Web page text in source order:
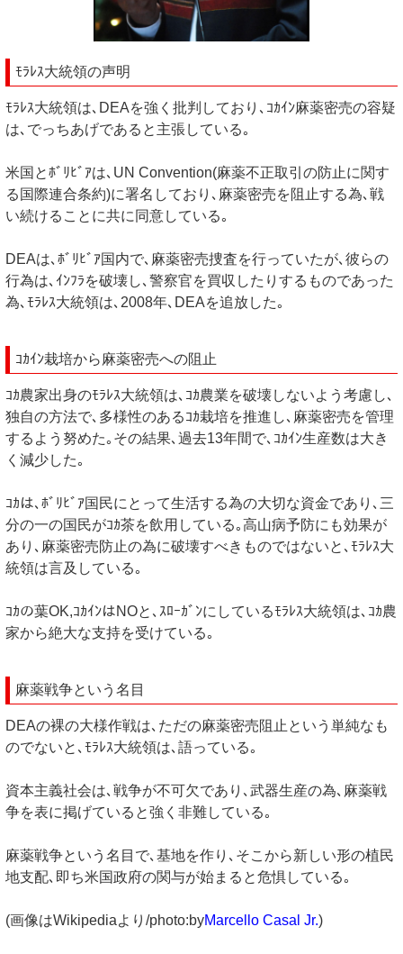
ﾓﾗﾚｽ大統領の声明
ﾓﾗﾚｽ大統領は､DEAを強く批判しており､ｺｶｲﾝ麻薬密売の容疑
は､でっちあげであると主張している｡
米国とﾎﾞﾘﾋﾞｱは､UN Convention(麻薬不正取引の防止に関す
る国際連合条約)に署名しており､麻薬密売を阻止する為､戦
い続けることに共に同意している｡
DEAは､ﾎﾞﾘﾋﾞｱ国内で､麻薬密売捜査を行っていたが､彼らの
行為は､ｲﾝﾌﾗを破壊し､警察官を買収したりするものであった
為､ﾓﾗﾚｽ大統領は､2008年､DEAを追放した｡
ｺｶｲﾝ栽培から麻薬密売への阻止
ｺｶ農家出身のﾓﾗﾚｽ大統領は､ｺｶ農業を破壊しないよう考慮し､
独自の方法で､多様性のあるｺｶ栽培を推進し､麻薬密売を管理
するよう努めた｡その結果､過去13年間で､ｺｶｲﾝ生産数は大き
く減少した｡
ｺｶは､ﾎﾞﾘﾋﾞｱ国民にとって生活する為の大切な資金であり､三
分の一の国民がｺｶ茶を飲用している｡高山病予防にも効果が
あり､麻薬密売防止の為に破壊すべきものではないと､ﾓﾗﾚｽ大
統領は言及している｡
ｺｶの葉OK,ｺｶｲﾝはNOと､ｽﾛｰｶﾞﾝにしているﾓﾗﾚｽ大統領は､ｺｶ農
家から絶大な支持を受けている｡
麻薬戦争という名目
DEAの裸の大様作戦は､ただの麻薬密売阻止という単純なも
のでないと､ﾓﾗﾚｽ大統領は､語っている｡
資本主義社会は､戦争が不可欠であり､武器生産の為､麻薬戦
争を表に掲げていると強く非難している｡
麻薬戦争という名目で､基地を作り､そこから新しい形の植民
地支配､即ち米国政府の関与が始まると危惧している｡
(画像はWikipediaより/photo:byMarcello Casal Jr.)